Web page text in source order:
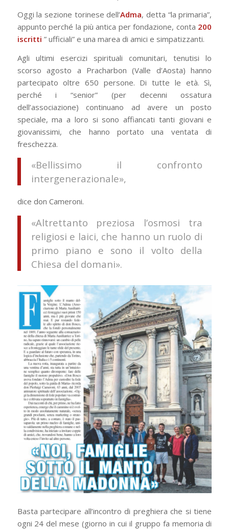
Oggi la sezione torinese dell’Adma, detta “la primaria”,
appunto perché la più antica per fondazione, conta 200
iscritti ” ufficiali” e una marea di amici e simpatizzanti.
Agli ultimi esercizi spirituali comunitari, tenutisi lo
scorso agosto a Pracharbon (Valle d’Aosta) hanno
partecipato oltre 650 persone. Di tutte le età. Sì,
perché i “senior” (per decenni ossatura
dell’associazione) continuano ad avere un posto
speciale, ma a loro si sono affiancati tanti giovani e
giovanissimi, che hanno portato una ventata di
freschezza.
«Bellissimo il confronto
intergenerazionale»,
dice don Cameroni.
«Altrettanto preziosa l’osmosi tra
religiosi e laici, che hanno un ruolo di
primo piano e sono il volto della
Chiesa del domani».
Basta partecipare all’incontro di preghiera che si tiene
ogni 24 del mese (giorno in cui il gruppo fa memoria di